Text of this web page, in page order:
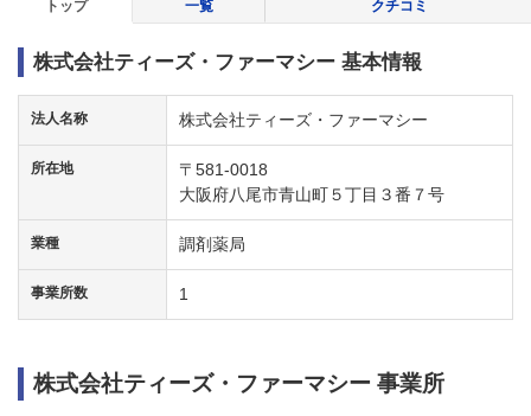
トップ
一覧
クチコミ
株式会社ティーズ・ファーマシー 基本情報
法人名称 株式会社ティーズ・ファーマシー
所在地
〒581-0018
大阪府八尾市青山町５丁目３番７号
業種 調剤薬局
事業所数 1
株式会社ティーズ・ファーマシー 事業所